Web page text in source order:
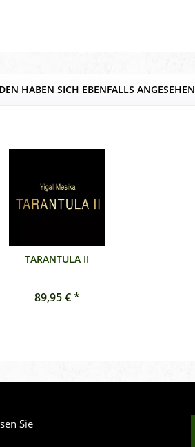
HABEN SICH EBENFALLS ANGESEHEN
TARANTULA II
89,95 € *
Sie